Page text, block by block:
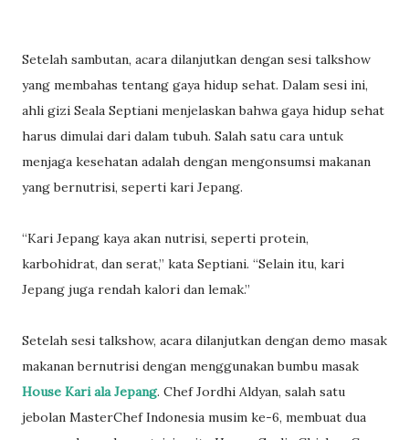
Setelah sambutan, acara dilanjutkan dengan sesi talkshow
yang membahas tentang gaya hidup sehat. Dalam sesi ini,
ahli gizi Seala Septiani menjelaskan bahwa gaya hidup sehat
harus dimulai dari dalam tubuh. Salah satu cara untuk
menjaga kesehatan adalah dengan mengonsumsi makanan
yang bernutrisi, seperti kari Jepang.
“Kari Jepang kaya akan nutrisi, seperti protein,
karbohidrat, dan serat,” kata Septiani. “Selain itu, kari
Jepang juga rendah kalori dan lemak.”
Setelah sesi talkshow, acara dilanjutkan dengan demo masak
makanan bernutrisi dengan menggunakan bumbu masak
House Kari ala Jepang. Chef Jordhi Aldyan, salah satu
jebolan MasterChef Indonesia musim ke-6, membuat dua